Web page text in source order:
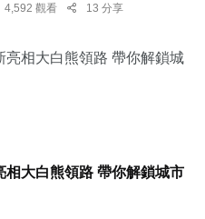
4,592 觀看 13 分享
大白熊領路 帶你解鎖城市